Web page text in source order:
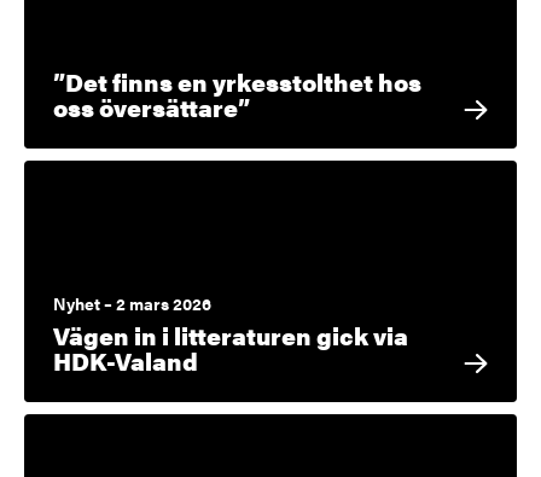
”Det finns en yrkesstolthet hos
oss översättare”
Nyhet – 2 mars 2026
Vägen in i litteraturen gick via
HDK-Valand